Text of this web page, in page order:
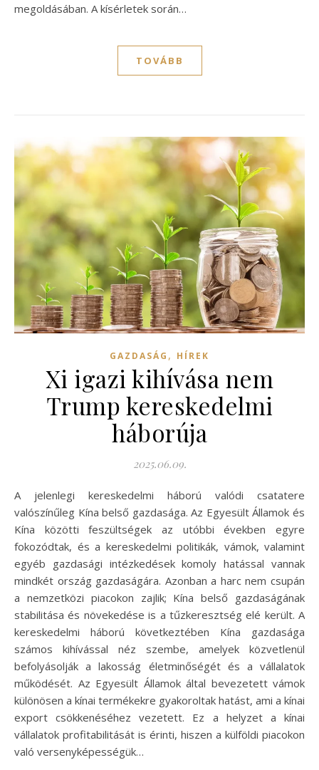
megoldásában. A kísérletek során…
TOVÁBB
GAZDASÁG , HÍREK
Xi igazi kihívása nem
Trump kereskedelmi
háborúja
2025.06.09.
A jelenlegi kereskedelmi háború valódi csatatere
valószínűleg Kína belső gazdasága. Az Egyesült Államok és
Kína közötti feszültségek az utóbbi években egyre
fokozódtak, és a kereskedelmi politikák, vámok, valamint
egyéb gazdasági intézkedések komoly hatással vannak
mindkét ország gazdaságára. Azonban a harc nem csupán
a nemzetközi piacokon zajlik; Kína belső gazdaságának
stabilitása és növekedése is a tűzkeresztség elé került. A
kereskedelmi háború következtében Kína gazdasága
számos kihívással néz szembe, amelyek közvetlenül
befolyásolják a lakosság életminőségét és a vállalatok
működését. Az Egyesült Államok által bevezetett vámok
különösen a kínai termékekre gyakoroltak hatást, ami a kínai
export csökkenéséhez vezetett. Ez a helyzet a kínai
vállalatok profitabilitását is érinti, hiszen a külföldi piacokon
való versenyképességük…